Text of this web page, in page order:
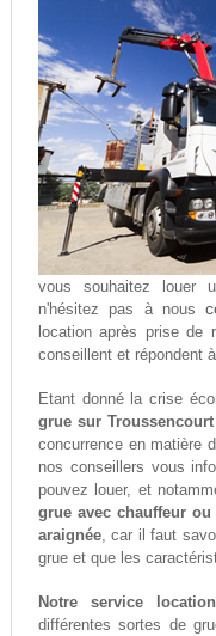
vous souhaitez louer
n'hésitez pas à nous
location après prise de
conseillent et répondent
Etant donné la crise
grue sur Troussencourt
concurrence en matière
nos conseillers vous
pouvez louer, et
grue avec chauffeur
araignée, car il faut
grue et que les
Notre service
différentes sortes de